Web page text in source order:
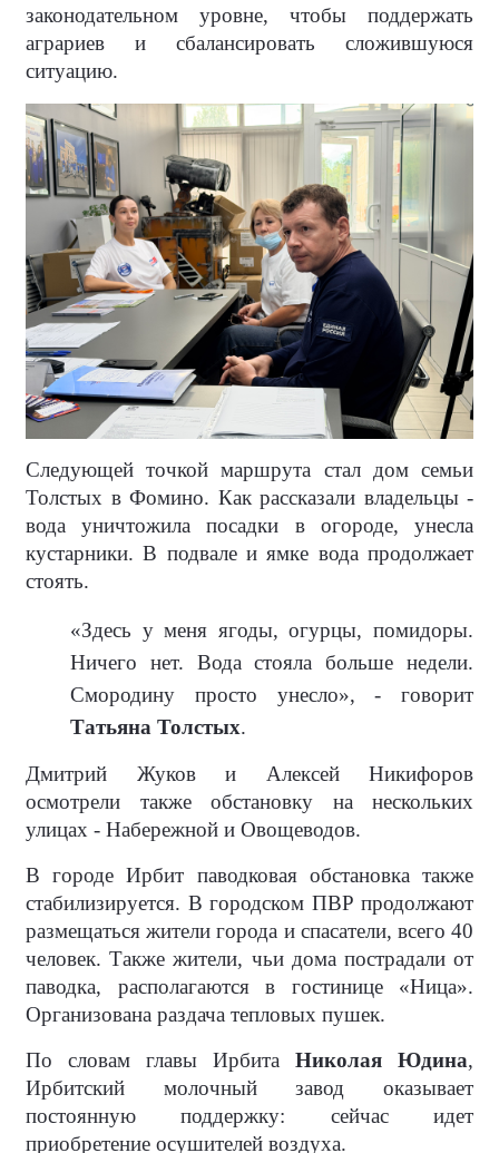
законодательном уровне, чтобы поддержать
аграриев и сбалансировать сложившуюся
ситуацию.
Следующей точкой маршрута стал дом семьи
Толстых в Фомино. Как рассказали владельцы -
вода уничтожила посадки в огороде, унесла
кустарники. В подвале и ямке вода продолжает
стоять.
«Здесь у меня ягоды, огурцы, помидоры.
Ничего нет. Вода стояла больше недели.
Смородину просто унесло», - говорит
Татьяна Толстых.
Дмитрий Жуков и Алексей Никифоров
осмотрели также обстановку на нескольких
улицах - Набережной и Овощеводов.
В городе Ирбит паводковая обстановка также
стабилизируется. В городском ПВР продолжают
размещаться жители города и спасатели, всего 40
человек. Также жители, чьи дома пострадали от
паводка, располагаются в гостинице «Ница».
Организована раздача тепловых пушек.
По словам главы Ирбита Николая Юдина,
Ирбитский молочный завод оказывает
постоянную поддержку: сейчас идет
приобретение осушителей воздуха.